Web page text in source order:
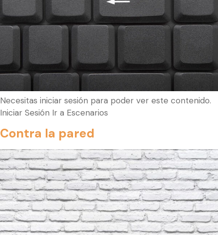
Necesitas iniciar sesión para poder ver este contenido.
Iniciar Sesión Ir a Escenarios
Contra la pared